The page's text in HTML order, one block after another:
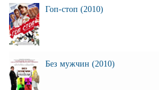
Гоп-стоп (2010)
Без мужчин (2010)